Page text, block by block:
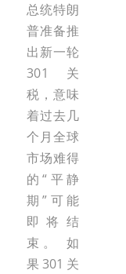
总统特朗
普准备推
出新一轮
301关
税，意味
着过去几
个月全球
市场难得
的“平静
期”可能
即将结
束。 如
果301关